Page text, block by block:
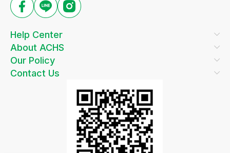
Help Center
About ACHS
Our Policy
Contact Us